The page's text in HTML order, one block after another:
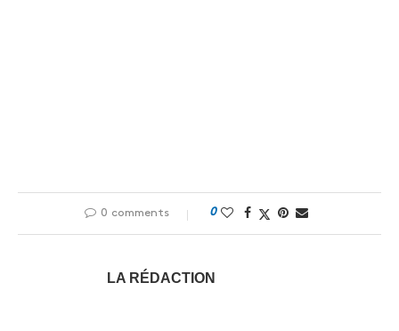
0 comments 0
LA RÉDACTION